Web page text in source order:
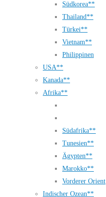
Südkorea**
Thailand**
Türkei**
Vietnam**
Philippinen
USA**
Kanada**
Afrika**
Südafrika**
Tunesien**
Ägypten**
Marokko**
Vorderer Orient
Indischer Ozean**